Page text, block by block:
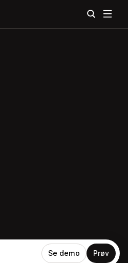
Se demo Prøv